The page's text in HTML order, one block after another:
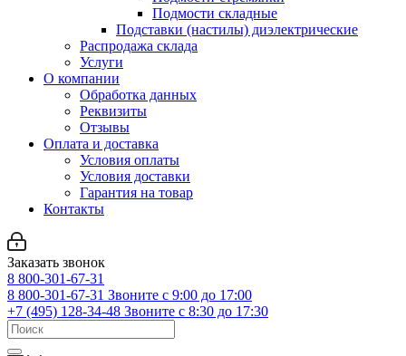
Подмости складные
Подставки (настилы) диэлектрические
Распродажа склада
Услуги
О компании
Обработка данных
Реквизиты
Отзывы
Оплата и доставка
Условия оплаты
Условия доставки
Гарантия на товар
Контакты
Заказать звонок
8 800-301-67-31
8 800-301-67-31 Звоните с 9:00 до 17:00
+7 (495) 128-34-48 Звоните с 8:30 до 17:30